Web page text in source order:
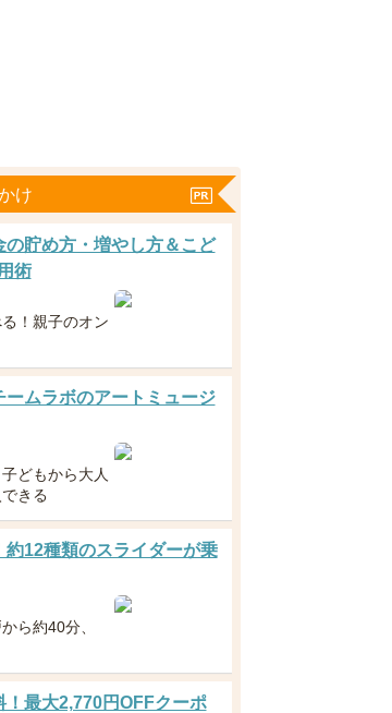
け
貯め方・増やし方＆こど
術
！親子のオン
ムラボのアートミュージ
どもから大人
きる
12種類のスライダーが乗
ら約40分、
最大2,770円OFFクーポ